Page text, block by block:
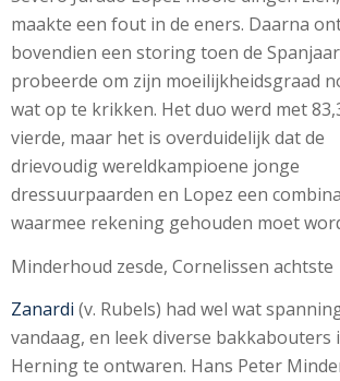
maakte een fout in de eners. Daarna
bovendien een storing toen de
probeerde om zijn moeilijkheidsgraad
wat op te krikken. Het duo werd met
vierde, maar het is overduidelijk dat de
drievoudig wereldkampioene jonge
dressuurpaarden en Lopez een
waarmee rekening gehouden moet
Minderhoud zesde, Cornelissen achtste
Zanardi (v. Rubels) had wel wat
vandaag, en leek diverse bakkabouters
Herning te ontwaren. Hans Peter